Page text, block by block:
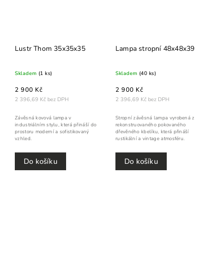
Lustr Thom 35x35x35
Skladem (1 ks)
2 396,69 Kč bez DPH
2 900 Kč
Do košíku
Závěsná kovová lampa v
industriálním stylu, která přináší do
prostoru moderní a sofistikovaný
vzhled.
Lampa stropní 48x48x39
Skladem (40 ks)
2 396,69 Kč bez DPH
2 900 Kč
Do košíku
Stropní závěsná lampa vyrobená z
rekonstruovaného pokovaného
dřevěného kbelíku, která přináší
rustikální a vintage atmosféru.